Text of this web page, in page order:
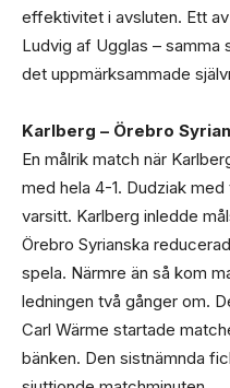
effektivitet i avsluten. Ett
Ludvig af Ugglas –
det uppmärksammade
Karlberg – Örebro
En målrik match när
med hela 4-1. Dudziak
varsitt. Karlberg inledde
Örebro Syrianska
spela. Närmre än så kom
ledningen två gånger om.
Carl Wärme startade
bänken. Den sistnämnda